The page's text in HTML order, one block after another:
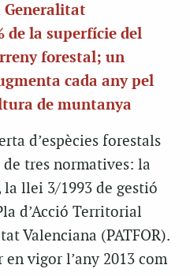
Generalitat
de la superfície del
forestal; un
cada any pel
de muntanya
d’espècies forestals
tres normatives: la
llei 3/1993 de gestió
d’Acció Territorial
Valenciana (PATFOR).
vigor l’any 2013 com